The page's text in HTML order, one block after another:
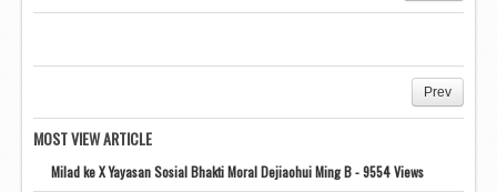
Prev
MOST VIEW ARTICLE
Milad ke X Yayasan Sosial Bhakti Moral Dejiaohui Ming B - 9554 Views